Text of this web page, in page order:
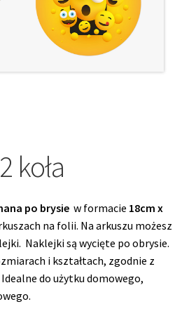
koła
po brysie w formacie 18cm x
na folii. Na arkuszu możesz
Naklejki są wycięte po obrysie.
i kształtach, zgodnie z
do użytku domowego,